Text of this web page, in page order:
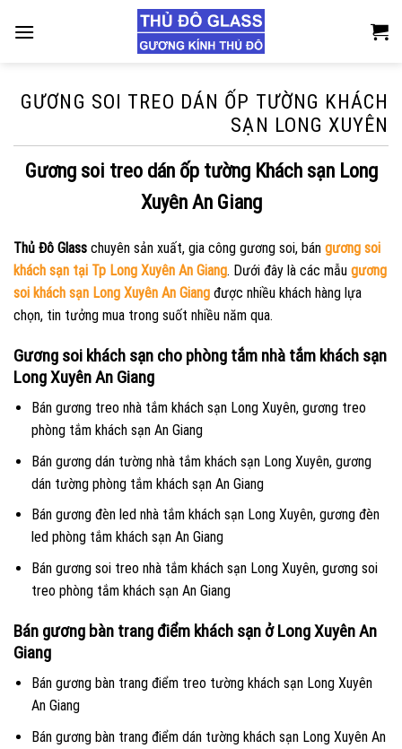
GƯƠNG SOI TREO DÁN ỐP TƯỜNG KHÁCH
SẠN LONG XUYÊN
Gương soi treo dán ốp tường Khách sạn Long
Xuyên An Giang
Thủ Đô Glass chuyên sản xuất, gia công gương soi, bán gương soi
khách sạn tại Tp Long Xuyên An Giang. Dưới đây là các mẫu gương
soi khách sạn Long Xuyên An Giang được nhiều khách hàng lựa
chọn, tin tưởng mua trong suốt nhiều năm qua.
Gương soi khách sạn cho phòng tắm nhà tắm khách sạn
Long Xuyên An Giang
Bán gương treo nhà tắm khách sạn Long Xuyên, gương treo
phòng tắm khách sạn An Giang
Bán gương dán tường nhà tắm khách sạn Long Xuyên, gương
dán tường phòng tắm khách sạn An Giang
Bán gương đèn led nhà tắm khách sạn Long Xuyên, gương đèn
led phòng tắm khách sạn An Giang
Bán gương soi treo nhà tắm khách sạn Long Xuyên, gương soi
treo phòng tắm khách sạn An Giang
Bán gương bàn trang điểm khách sạn ở Long Xuyên An
Giang
Bán gương bàn trang điểm treo tường khách sạn Long Xuyên
An Giang
Bán gương bàn trang điểm dán tường khách sạn Long Xuyên An